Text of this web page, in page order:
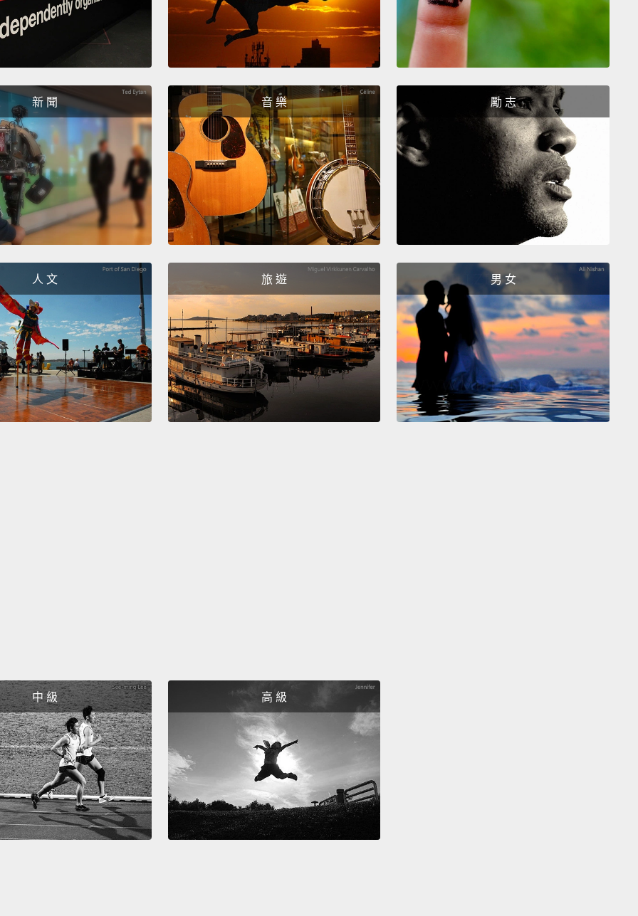
possible. On the 29th of October we send out the blast, all
at the same time, spreading all your voices to show the
world there's a need for a phone worth keeping.
所以計畫是：要讓他們知道有對於這支手機的興趣關注，我們
需要你的聲音。你可以捐出你在網站上的社交聯繫。我們盡可
能地召集越多人。在十月二十九日我們送出這陣旋風，全部一
起，散佈你們所有聲音來讓世界知道對於一支值得保存的手機
有所需求。越多人參與，影響就越大。
Please visit phonebloks.com to raise your voice and
spread the word.
請到 phonebloks.com來提出你的聲音，並散播消息。
Phonebloks, a phone worth keeping.
Phonebloks，一支值得保存的手機。
新 聞 音 樂 勵 志
人 文 旅 遊 男 女
中 級 高 級